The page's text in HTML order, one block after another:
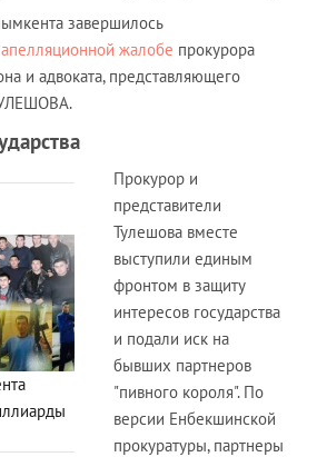
завершилось
жалобе прокурора
и адвоката, представляющего
Прокурор и
представители
Тулешова вместе
выступили единым
фронтом в защиту
интересов государства
и подали иск на
бывших партнеров
"пивного короля". По
версии Енбекшинской
прокуратуры, партнеры